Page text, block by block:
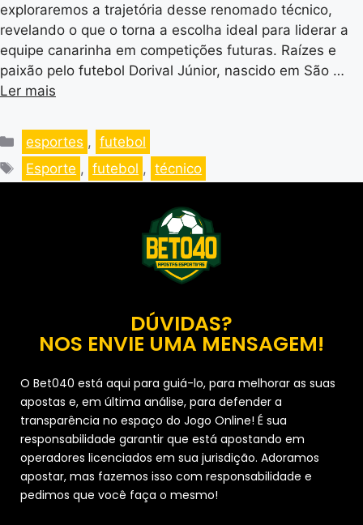
exploraremos a trajetória desse renomado técnico,
revelando o que o torna a escolha ideal para liderar a
equipe canarinha em competições futuras. Raízes e
paixão pelo futebol Dorival Júnior, nascido em São …
Ler mais
esportes , futebol
Esporte , futebol , técnico
DÚVIDAS?
NOS ENVIE UMA MENSAGEM!
O Bet040 está aqui para guiá-lo, para melhorar as suas
apostas e, em última análise, para defender a
transparência no espaço do Jogo Online! É sua
responsabilidade garantir que está apostando em
operadores licenciados em sua jurisdição. Adoramos
apostar, mas fazemos isso com responsabilidade e
pedimos que você faça o mesmo!